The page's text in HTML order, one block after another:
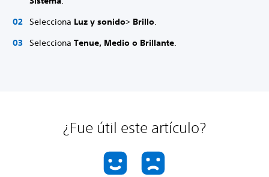
Selecciona Luz y sonido> Brillo.
Selecciona Tenue, Medio o Brillante.
¿Fue útil este artículo?